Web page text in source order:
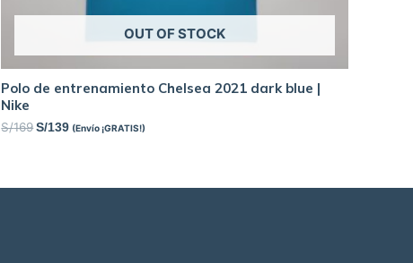
OUT OF STOCK
Polo de entrenamiento Chelsea 2021 dark blue |
Nike
S/169 S/139 (Envío ¡GRATIS!)